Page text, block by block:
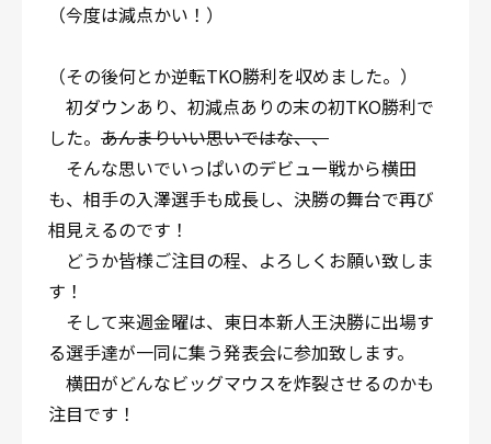
（今度は減点かい！）
（その後何とか逆転TKO勝利を収めました。）
初ダウンあり、初減点ありの末の初TKO勝利で
した。 あんまりいい思いではな、、
そんな思いでいっぱいのデビュー戦から横田
も、相手の入澤選手も成長し、決勝の舞台で再び
相見えるのです！
どうか皆様ご注目の程、よろしくお願い致しま
す！
そして来週金曜は、東日本新人王決勝に出場す
る選手達が一同に集う発表会に参加致します。
横田がどんなビッグマウスを炸裂させるのかも
注目です！